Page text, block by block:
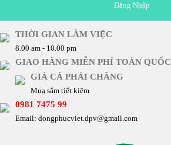
Đăng Nhập
THỜI GIAN LÀM VIỆC
8.00 am - 10.00 pm
GIAO HÀNG MIỄN PHÍ TOÀN QUỐC
GIÁ CẢ PHẢI CHĂNG
Mua sắm tiết kiệm
0981 7475 99
Email: dongphucviet.dpv@gmail.com